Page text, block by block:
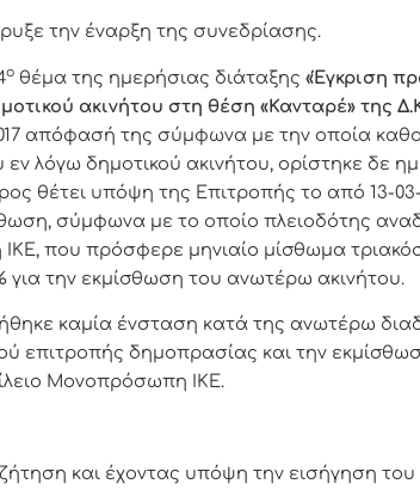
την έναρξη της συνεδρίασης.
ο θέμα της ημερήσιας διάταξης «Έγκριση
ακινήτου στη θέση «Κανταρέ» της
απόφασή της σύμφωνα με την οποία
λόγω δημοτικού ακινήτου, ορίστηκε δε
θέτει υπόψη της Επιτροπής το από 13-03-
σύμφωνα με το οποίο πλειοδότης
που πρόσφερε μηνιαίο μίσθωμα
την εκμίσθωση του ανωτέρω ακινήτου.
καμία ένσταση κατά της ανωτέρω
επιτροπής δημοπρασίας και την
Μονοπρόσωπη ΙΚΕ.
και έχοντας υπόψη την εισήγηση